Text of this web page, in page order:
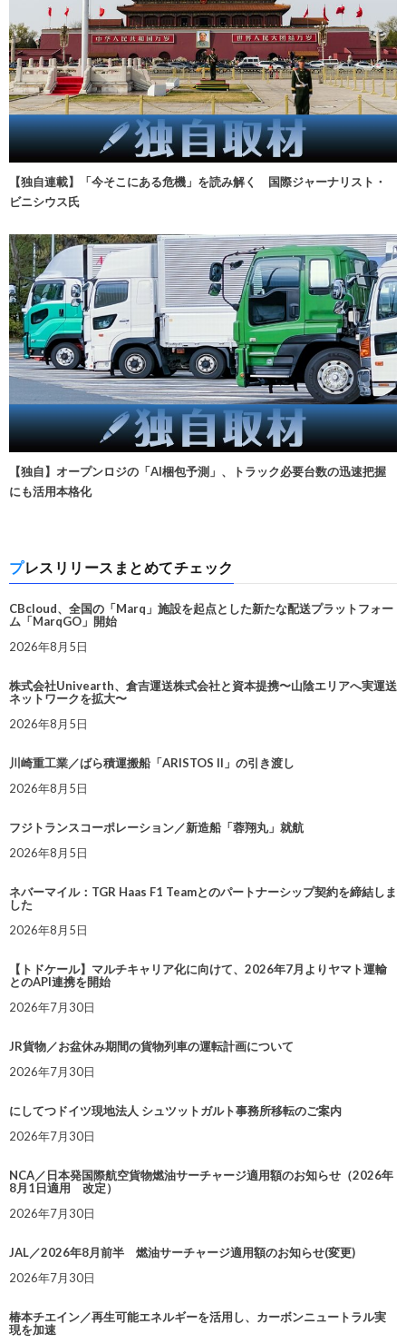
【独自連載】「今そこにある危機」を読み解く 国際ジャーナリスト・
ビニシウス氏
【独自】オープンロジの「AI梱包予測」、トラック必要台数の迅速把握
にも活用本格化
プレスリリースまとめてチェック
CBcloud、全国の「Marq」施設を起点とした新たな配送プラットフォー
ム「MarqGO」開始
2026年8月5日
株式会社Univearth、倉吉運送株式会社と資本提携〜山陰エリアへ実運送
ネットワークを拡大〜
2026年8月5日
川崎重工業／ばら積運搬船「ARISTOS II」の引き渡し
2026年8月5日
フジトランスコーポレーション／新造船「蓉翔丸」就航
2026年8月5日
ネバーマイル：TGR Haas F1 Teamとのパートナーシップ契約を締結しま
した
2026年8月5日
【トドケール】マルチキャリア化に向けて、2026年7月よりヤマト運輸
とのAPI連携を開始
2026年7月30日
JR貨物／お盆休み期間の貨物列車の運転計画について
2026年7月30日
にしてつドイツ現地法人 シュツットガルト事務所移転のご案内
2026年7月30日
NCA／日本発国際航空貨物燃油サーチャージ適用額のお知らせ（2026年
8月1日適用 改定）
2026年7月30日
JAL／2026年8月前半 燃油サーチャージ適用額のお知らせ(変更)
2026年7月30日
椿本チエイン／再生可能エネルギーを活用し、カーボンニュートラル実
現を加速